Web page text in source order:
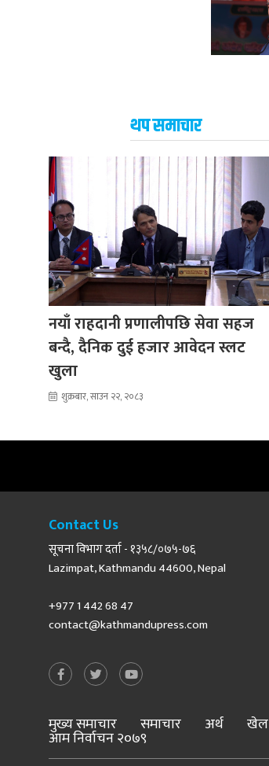
थप समाचार
नयाँ राहदानी प्रणालीपछि सेवा सहज
बन्दै, दैनिक दुई हजार आवेदन स्लट
खुला
शुक्रबार, साउन २२, २०८३
Contact Us
सूचना विभाग दर्ता - १३५८/०७५-७६
Lazimpat, Kathmandu 44600, Nepal
+977 1 442 68 47
contact@kathmandupress.com
मुख्य समाचार समाचार अर्थ खेल
आम निर्वाचन २०७९